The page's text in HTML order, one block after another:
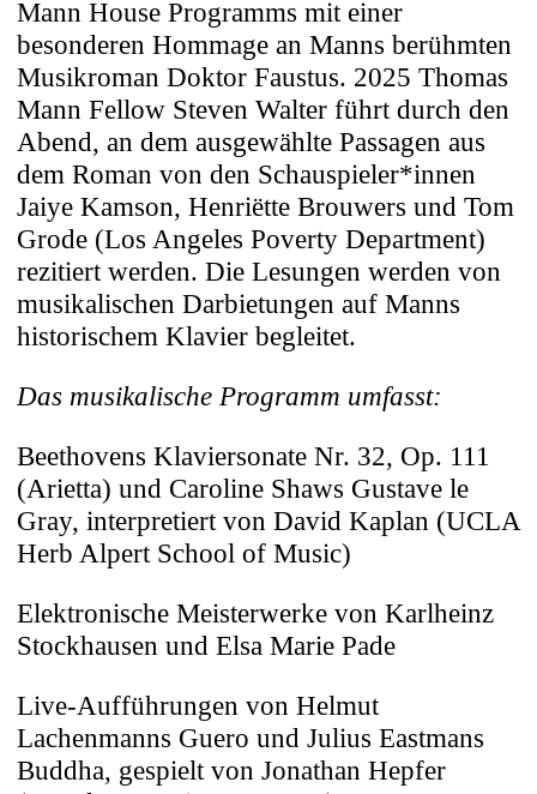
Mann House Programms mit einer
besonderen Hommage an Manns berühmten
Musikroman Doktor Faustus. 2025 Thomas
Mann Fellow Steven Walter führt durch den
Abend, an dem ausgewählte Passagen aus
dem Roman von den Schauspieler*innen
Jaiye Kamson, Henriëtte Brouwers und Tom
Grode (Los Angeles Poverty Department)
rezitiert werden. Die Lesungen werden von
musikalischen Darbietungen auf Manns
historischem Klavier begleitet.
Das musikalische Programm umfasst:
Beethovens Klaviersonate Nr. 32, Op. 111
(Arietta) und Caroline Shaws Gustave le
Gray, interpretiert von David Kaplan (UCLA
Herb Alpert School of Music)
Elektronische Meisterwerke von Karlheinz
Stockhausen und Elsa Marie Pade
Live-Aufführungen von Helmut
Lachenmanns Guero und Julius Eastmans
Buddha, gespielt von Jonathan Hepfer
Diese Website verwendet
Cookies
Diese Website verwendet neben technisch
notwendigen Cookies auch solche, deren
Zweck die Analyse von Websitezugriffen
oder die Personalisierung Ihrer
Nutzererfahrung ist. Die Verwendung
können Sie akzeptieren oder ablehnen und
auch jederzeit hier ändern. Mehr
Informationen zu den im Einzelnen
eingesetzten Cookies und ihrem
Widerrufsrecht erhalten Sie auf unserer
Cookie-Informationsseite. Über den
Umgang und die Erhebung von
Sie in unsererDatenschutzerklärung
Technisch notwendige Cookies